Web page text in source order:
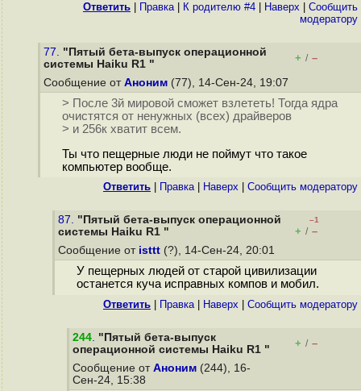
Ответить Правка| К родителю #4 Наверх
Cообщить
модератору
77. "Пятый бета-выпуск операционной
системы Haiku R1 "
+ / –
Сообщение от Аноним (77), 14-Сен-24, 19:07
> После 3й мировой сможет взлететь! Тогда ядра
очистятся от ненужных (всех) драйверов
> и 256к хватит всем.
Ты что пещерные люди не поймут что такое
компьютер вообще.
Ответить Правка| Наверх Cообщить модератору
87. "Пятый бета-выпуск операционной
системы Haiku R1 "
–1
+ / –
Сообщение от isttt (?), 14-Сен-24, 20:01
У пещерных людей от старой цивилизации
останется куча исправных компов и мобил.
Ответить Правка| Наверх Cообщить модератору
244. "Пятый бета-выпуск
операционной системы Haiku R1 "
+ / –
Сообщение от Аноним (244), 16-
Сен-24, 15:38